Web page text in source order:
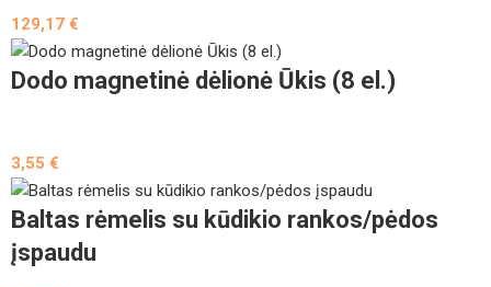
129,17€
Dodo magnetinė dėlionė Ūkis (8 el.)
3,55€
Baltas rėmelis su kūdikio rankos/pėdos
įspaudu